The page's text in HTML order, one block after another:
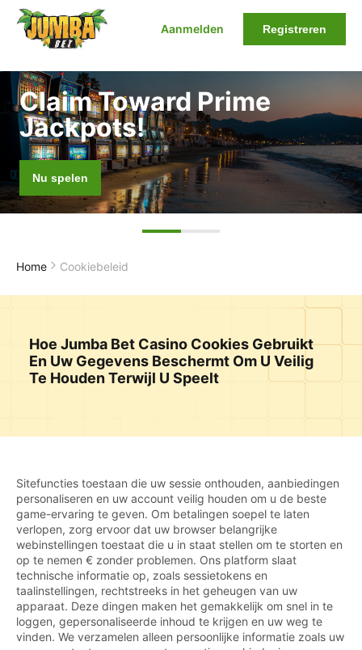
Aanmelden Registreren
Claim Toward Prime
Jackpots!
Nu spelen
Home Cookiebeleid
Hoe Jumba Bet Casino Cookies Gebruikt
En Uw Gegevens Beschermt Om U Veilig
Te Houden Terwijl U Speelt
Sitefuncties toestaan die uw sessie onthouden, aanbiedingen
personaliseren en uw account veilig houden om u de beste
game-ervaring te geven. Om betalingen soepel te laten
verlopen, zorg ervoor dat uw browser belangrijke
webinstellingen toestaat die u in staat stellen om te storten en
op te nemen € zonder problemen. Ons platform slaat
technische informatie op, zoals sessietokens en
taalinstellingen, rechtstreeks in het geheugen van uw
apparaat. Deze dingen maken het gemakkelijk om snel in te
loggen, gepersonaliseerde inhoud te krijgen en uw weg te
vinden. We verzamelen alleen persoonlijke informatie zoals uw